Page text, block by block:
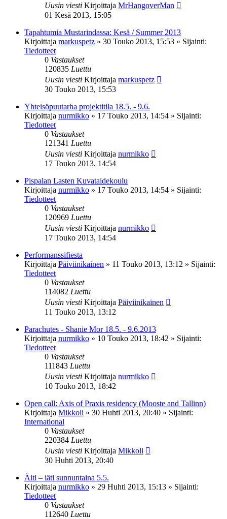
Uusin viesti Kirjoittaja MrHangoverMan
01 Kesä 2013, 15:05
Tapahtumia Mustarindassa: Kesä / Summer 2013
Kirjoittaja markuspetz » 30 Touko 2013, 15:53 » Sijainti:
Tiedotteet
0 Vastaukset
120835 Luettu
Uusin viesti Kirjoittaja markuspetz
30 Touko 2013, 15:53
Yhteisöpuutarha projektitila 18.5. - 9.6.
Kirjoittaja nurmikko » 17 Touko 2013, 14:54 » Sijainti:
Tiedotteet
0 Vastaukset
121341 Luettu
Uusin viesti Kirjoittaja nurmikko
17 Touko 2013, 14:54
Pispalan Lasten Kuvataidekoulu
Kirjoittaja nurmikko » 17 Touko 2013, 14:54 » Sijainti:
Tiedotteet
0 Vastaukset
120969 Luettu
Uusin viesti Kirjoittaja nurmikko
17 Touko 2013, 14:54
Performanssifiesta
Kirjoittaja Päiviinikainen » 11 Touko 2013, 13:12 » Sijainti:
Tiedotteet
0 Vastaukset
114082 Luettu
Uusin viesti Kirjoittaja Päiviinikainen
11 Touko 2013, 13:12
Parachutes - Shanie Mor 18.5. - 9.6.2013
Kirjoittaja nurmikko » 10 Touko 2013, 18:42 » Sijainti:
Tiedotteet
0 Vastaukset
111843 Luettu
Uusin viesti Kirjoittaja nurmikko
10 Touko 2013, 18:42
Open call: Axis of Praxis residency (Mooste and Tallinn)
Kirjoittaja Mikkoli » 30 Huhti 2013, 20:40 » Sijainti:
International
0 Vastaukset
220384 Luettu
Uusin viesti Kirjoittaja Mikkoli
30 Huhti 2013, 20:40
Äiti – iäti sunnuntaina 5.5.
Kirjoittaja nurmikko » 29 Huhti 2013, 15:13 » Sijainti:
Tiedotteet
0 Vastaukset
112640 Luettu